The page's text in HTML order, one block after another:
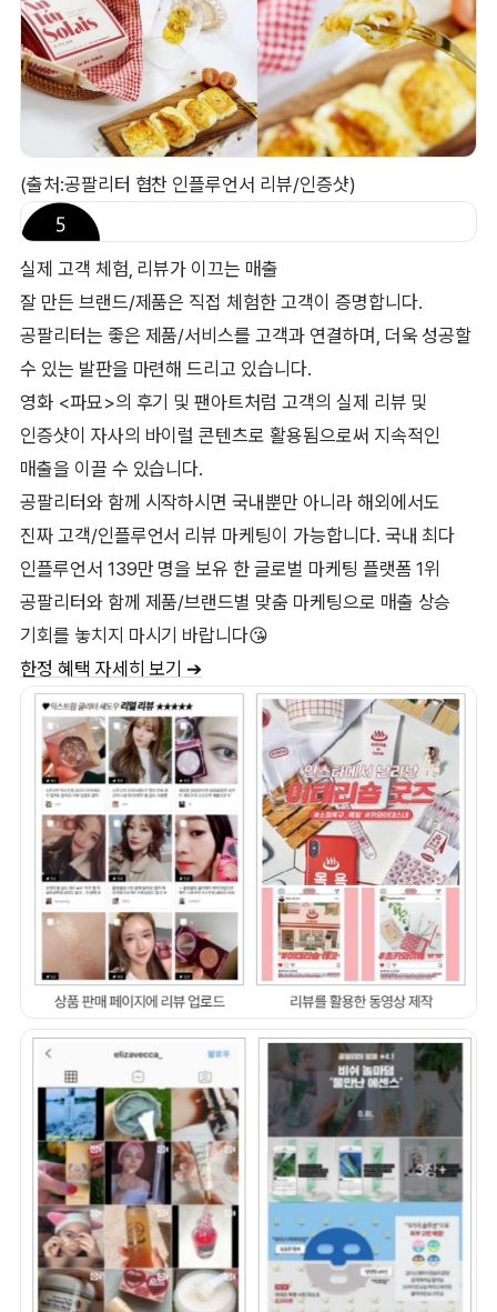
(출처:공팔리터 협찬 인플루언서 리뷰/인증샷)
실제 고객 체험, 리뷰가 이끄는 매출
잘 만든 브랜드/제품은 직접 체험한 고객이 증명합니다.
공팔리터는 좋은 제품/서비스를 고객과 연결하며, 더욱 성공할
수 있는 발판을 마련해 드리고 있습니다.
영화 <파묘>의 후기 및 팬아트처럼 고객의 실제 리뷰 및
인증샷이 자사의 바이럴 콘텐츠로 활용됨으로써 지속적인
매출을 이끌 수 있습니다.
공팔리터와 함께 시작하시면 국내뿐만 아니라 해외에서도
진짜 고객/인플루언서 리뷰 마케팅이 가능합니다. 국내 최다
인플루언서 139만 명을 보유 한 글로벌 마케팅 플랫폼 1위
공팔리터와 함께 제품/브랜드별 맞춤 마케팅으로 매출 상승
기회를 놓치지 마시기 바랍니다😘
한정 혜택 자세히 보기 ➔